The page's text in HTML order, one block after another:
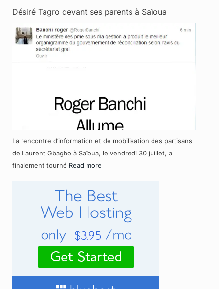
Désiré Tagro devant ses parents à Saïoua
La rencontre d’information et de mobilisation des partisans
de Laurent Gbagbo à Saïoua, le vendredi 30 juillet, a
finalement tourné Read more